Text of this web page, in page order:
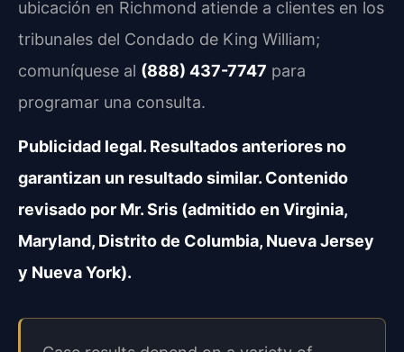
ubicación en Richmond atiende a clientes en los
tribunales del Condado de King William;
comuníquese al (888) 437-7747 para
programar una consulta.
Publicidad legal. Resultados anteriores no
garantizan un resultado similar. Contenido
revisado por Mr. Sris (admitido en Virginia,
Maryland, Distrito de Columbia, Nueva Jersey
y Nueva York).